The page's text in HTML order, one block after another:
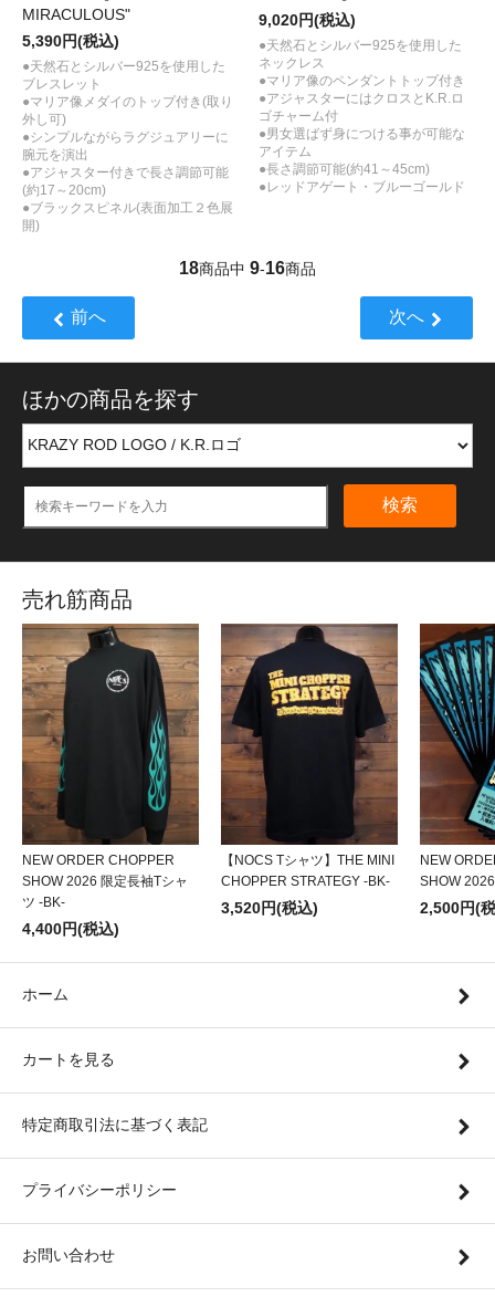
MIRACULOUS"
5,390円(税込)
●天然石とシルバー925を使用した
ブレスレット
●マリア像メダイのトップ付き(取り
外し可)
●シンプルながらラグジュアリーに
腕元を演出
●アジャスター付きで長さ調節可能
(約17～20cm)
●ブラックスピネル(表面加工２色展
開)
9,020円(税込)
●天然石とシルバー925を使用した
ネックレス
●マリア像のペンダントトップ付き
●アジャスターにはクロスとK.R.ロ
ゴチャーム付
●男女選ばず身につける事が可能な
アイテム
●長さ調節可能(約41～45cm)
●レッドアゲート・ブルーゴールド
18商品中 9-16商品
前へ 次へ
ほかの商品を探す
検索
売れ筋商品
NEW ORDER CHOPPER
SHOW 2026 限定長袖Tシャ
ツ -BK-
4,400円(税込)
【NOCS Tシャツ】THE MINI
CHOPPER STRATEGY -BK-
3,520円(税込)
NEW
SHOW
2,500円(
ホーム
カートを見る
特定商取引法に基づく表記
プライバシーポリシー
お問い合わせ